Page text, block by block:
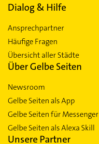
Dialog & Hilfe
Ansprechpartner
Häufige Fragen
Übersicht aller Städte
Über Gelbe Seiten
Newsroom
Gelbe Seiten als App
Gelbe Seiten für Messenger
Gelbe Seiten als Alexa Skill
Unsere Partner